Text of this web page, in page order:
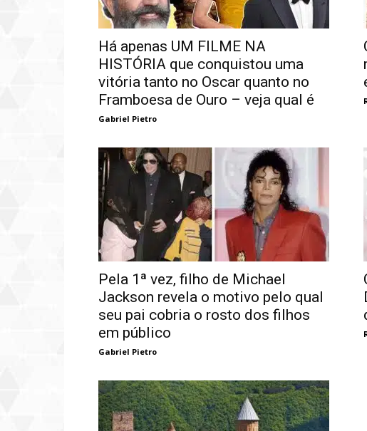
Há apenas UM FILME NA
HISTÓRIA que conquistou uma
vitória tanto no Oscar quanto no
Framboesa de Ouro – veja qual é
Gabriel Pietro
Pela 1ª vez, filho de Michael
Jackson revela o motivo pelo qual
seu pai cobria o rosto dos filhos
em público
Gabriel Pietro